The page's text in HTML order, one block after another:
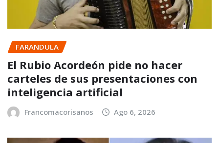
FARANDULA
El Rubio Acordeón pide no hacer
carteles de sus presentaciones con
inteligencia artificial
Francomacorisanos Ago 6, 2026